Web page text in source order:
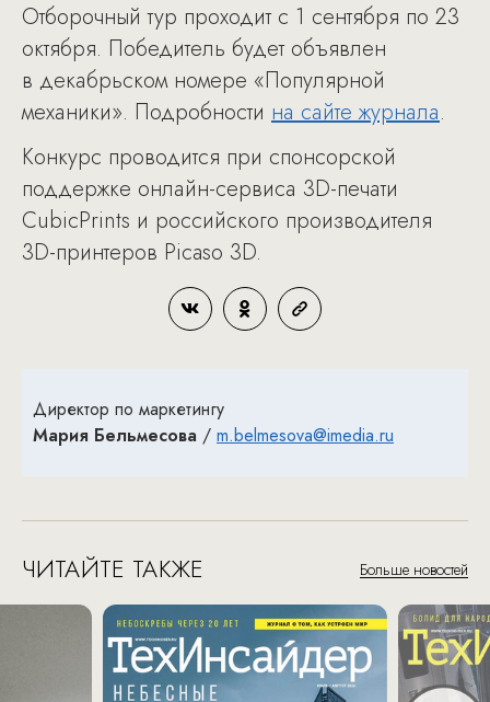
Отборочный тур проходит с 1 сентября по 23
октября. Победитель будет объявлен
в декабрьском номере «Популярной
механики». Подробности на сайте журнала.
Конкурс проводится при спонсорской
поддержке онлайн-сервиса 3D-печати
CubicPrints и российского производителя
3D-принтеров Picaso 3D.
Директор по маркетингу
Мария Бельмесова / m.belmesova@imedia.ru
ЧИТАЙТЕ ТАКЖЕ Больше новостей